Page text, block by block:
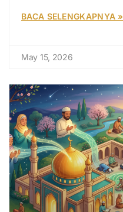
BACA SELENGKAPNYA »
May 15, 2026